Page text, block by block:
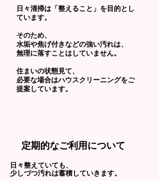
日々清掃は「整えること」を目的とし
ています。
そのため、
水垢や焦げ付きなどの強い汚れは、
無理に落すことはしていません。
​住まいの状態見て、
必要な場合はハウスクリーニングをご
提案しています。
​定期的なご利用について
日々整えていても、
少しづつ汚れは蓄積していきます。